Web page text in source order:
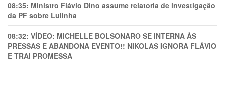
08:35: Ministro Flávio Dino assume relatoria de investigação
da PF sobre Lulinha
08:32: VÍDEO: MICHELLE BOLSONARO SE INTERNA ÀS
PRESSAS E ABANDONA EVENTO!! NIKOLAS IGNORA FLÁVIO
E TRAl PROMESSA